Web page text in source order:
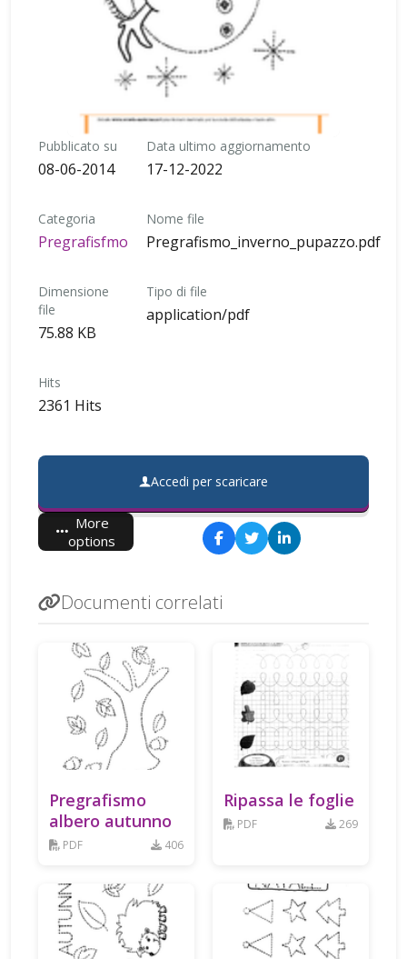
Pubblicato su
08-06-2014
Data ultimo aggiornamento
17-12-2022
Categoria
Pregrafisfmo
Nome file
Pregrafismo_inverno_pupazzo.pdf
Dimensione
file
75.88 KB
Tipo di file
application/pdf
Hits
2361 Hits
Accedi per scaricare
More
options
Documenti correlati
Pregrafismo
albero autunno
PDF 406
Ripassa le foglie
PDF 269